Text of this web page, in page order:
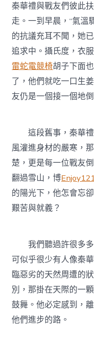
秦華禮與戰友們彼此
走。一到早晨，“氣溫
的抗議充耳不聞，她
追求中。攝氏度，衣
雷蛇電競椅胡子下面
了，他們就吃一口生
友仍是一個接一個地
這段舊事，秦華禮
風灌進身材的嚴寒，
楚，更是每一位戰友
翻過雪山，博
的陽光下，他怎會忘
艱苦與就義？
我們聽過許很多多
可似乎很少有人像秦
臨惡劣的天然周遭的
別，那掛在天際的一
鼓舞。他必定感到，
他們進步的路。